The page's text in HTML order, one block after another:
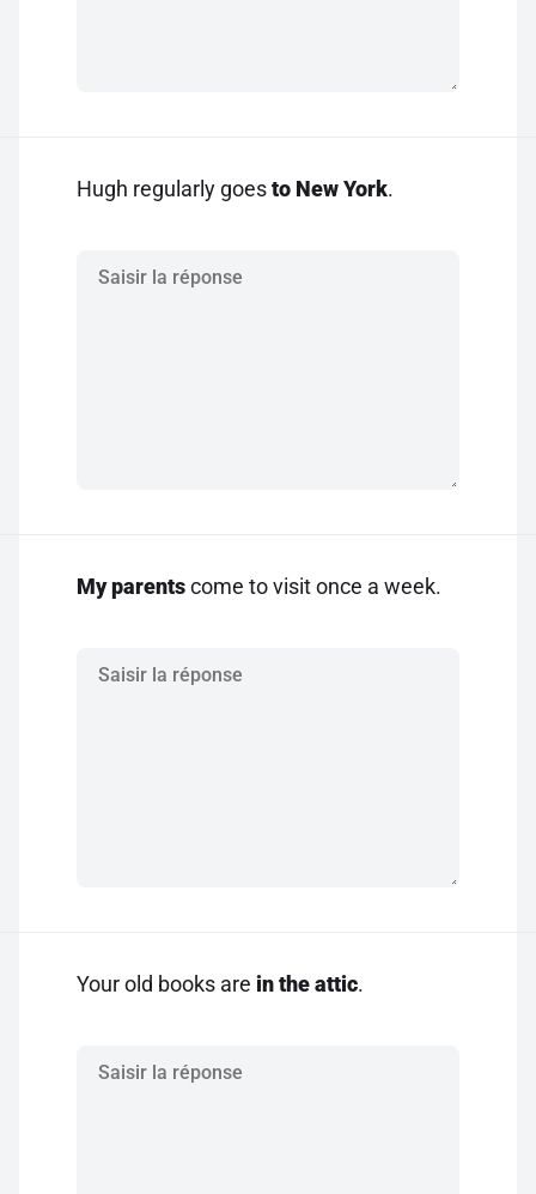
Hugh regularly goesto New York.
My parentscome to visit once a week.
Your old books are in the attic.